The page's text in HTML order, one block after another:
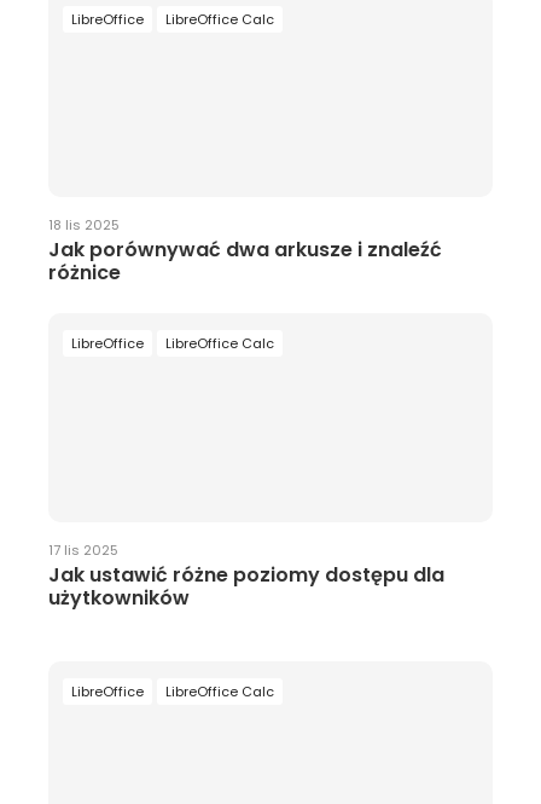
LibreOffice LibreOffice Calc
18 lis 2025
Jak porównywać dwa arkusze i znaleźć
różnice
LibreOffice LibreOffice Calc
17 lis 2025
Jak ustawić różne poziomy dostępu dla
użytkowników
LibreOffice LibreOffice Calc